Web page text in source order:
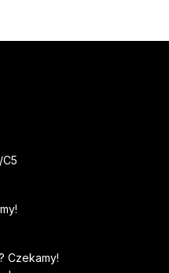
C5
Czekamy!